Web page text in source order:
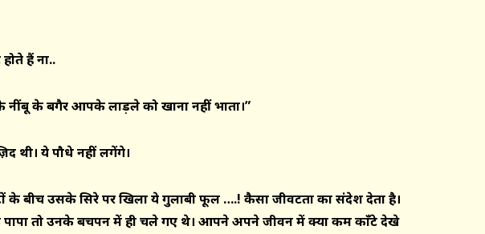
होते हैं ना..
नींबू के बगैर आपके लाड़ले को खाना नहीं भाता।”
थी। येपौधे नहीं लगेंगे।
के बीच उसके सिरे पर खिला ये गुलाबी फूल ….! कैसा जीवटता का संदेश देता है।
तो उनके बचपन में ही चले गए थे। आपने अपने जीवन में क्या कम काँटे देखे